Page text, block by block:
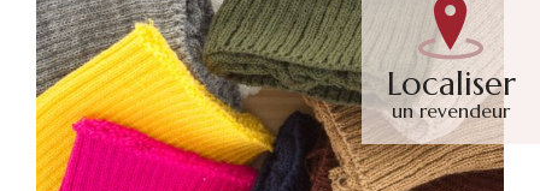
Localiser
un revendeur